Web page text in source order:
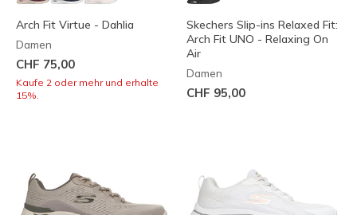
Arch Fit Virtue - Dahlia
Damen
CHF 75,00
Kaufe 2 oder mehr und erhalte
15%.
Skechers Slip-ins Relaxed Fit:
Arch Fit UNO - Relaxing On
Air
Damen
CHF 95,00